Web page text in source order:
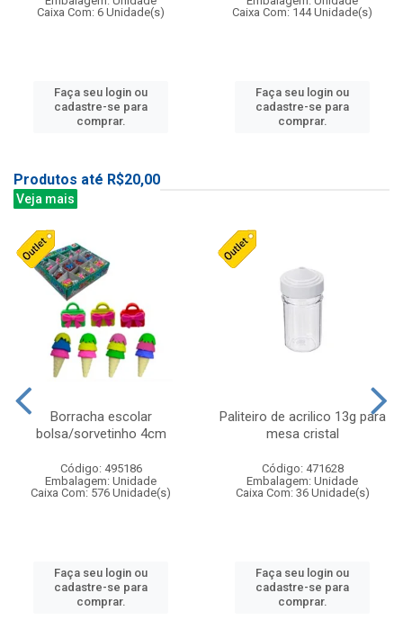
Caixa Com: 6 Unidade(s)
Faça seu login ou
cadastre-se para
comprar.
Caixa Com: 144 Unidade(s)
Faça seu login ou
cadastre-se para
comprar.
Produtos até R$20,00
Veja mais
Borracha escolar
bolsa/sorvetinho 4cm
Código: 495186
Embalagem: Unidade
Caixa Com: 576 Unidade(s)
Faça seu login ou
cadastre-se para
comprar.
Paliteiro de acrilico 13g para
mesa cristal
Código: 471628
Embalagem: Unidade
Caixa Com: 36 Unidade(s)
Faça seu login ou
cadastre-se para
comprar.